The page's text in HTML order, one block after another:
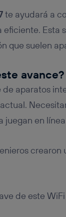
te ayudará a
Esta
que suelen
avance?
aparatos
juegan en
de este WiFi